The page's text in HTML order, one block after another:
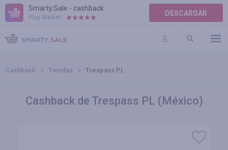
Smarty.Sale - cashback
Play Market: DESCARGAR
AYUDA
TÉRMINOS DE USO
Cashback Tiendas Trespass PL
Cashback de Trespass PL (México)